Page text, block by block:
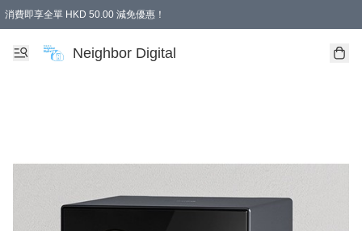
消費即享全單 HKD 50.00 減免優惠！
Neighbor Digital